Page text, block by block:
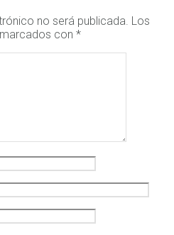
no será publicada. Los
con *